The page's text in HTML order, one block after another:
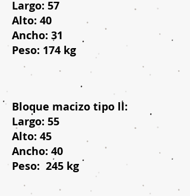
Largo: 57
Alto: 40
Ancho: 31
Peso: 174 kg
Bloque macizo tipo ll:
Largo: 55
Alto: 45
Ancho: 40
Peso: 245 kg